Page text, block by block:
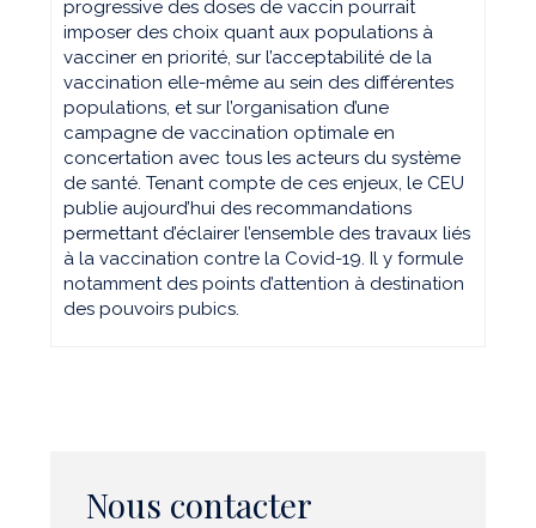
progressive des doses de vaccin pourrait
imposer des choix quant aux populations à
vacciner en priorité, sur l’acceptabilité de la
vaccination elle-même au sein des différentes
populations, et sur l’organisation d’une
campagne de vaccination optimale en
concertation avec tous les acteurs du système
de santé. Tenant compte de ces enjeux, le CEU
publie aujourd’hui des recommandations
permettant d’éclairer l’ensemble des travaux liés
à la vaccination contre la Covid-19. Il y formule
notamment des points d’attention à destination
des pouvoirs pubics.
Nous contacter